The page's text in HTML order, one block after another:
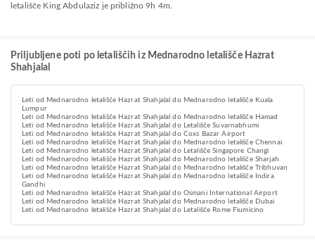
letališče King Abdulaziz je približno 9h 4m.
Priljubljene poti po letališčih iz Mednarodno letališče Hazrat
Shahjalal
Leti od Mednarodno letališče Hazrat Shahjalal do Mednarodno letališče Kuala
Lumpur
Leti od Mednarodno letališče Hazrat Shahjalal do Mednarodno letališče Hamad
Leti od Mednarodno letališče Hazrat Shahjalal do Letališče Suvarnabhumi
Leti od Mednarodno letališče Hazrat Shahjalal do Coxs Bazar Airport
Leti od Mednarodno letališče Hazrat Shahjalal do Mednarodno letališče Chennai
Leti od Mednarodno letališče Hazrat Shahjalal do Letališče Singapore Changi
Leti od Mednarodno letališče Hazrat Shahjalal do Mednarodno letališče Sharjah
Leti od Mednarodno letališče Hazrat Shahjalal do Mednarodno letališče Tribhuvan
Leti od Mednarodno letališče Hazrat Shahjalal do Mednarodno letališče Indira
Gandhi
Leti od Mednarodno letališče Hazrat Shahjalal do Osmani International Airport
Leti od Mednarodno letališče Hazrat Shahjalal do Mednarodno letališče Dubai
Leti od Mednarodno letališče Hazrat Shahjalal do Letališče Rome Fiumicino